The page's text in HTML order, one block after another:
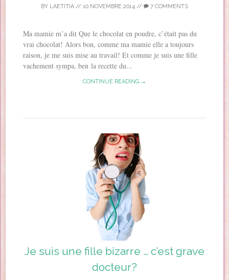
BY LAETITIA // 10 NOVEMBRE 2014 // 7 COMMENTS
Ma mamie m’a dit Que le chocolat en poudre, c’était pas du
vrai chocolat! Alors bon, comme ma mamie elle a toujours
raison, je me suis mise au travail! Et comme je suis une fille
vachement sympa, ben la recette du...
CONTINUE READING →
Je suis une fille bizarre … c’est grave
docteur?